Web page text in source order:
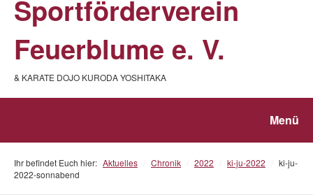
Sportförderverein
Feuerblume e. V.
& KARATE DOJO KURODA YOSHITAKA
Menü
Ihr befindet Euch hier: Aktuelles Chronik 2022 ki-ju-2022
ki-ju-
2022-sonnabend